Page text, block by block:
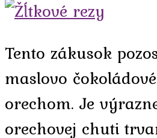
Tento zákusok
maslovo
orechom. Je
orechovej chuti